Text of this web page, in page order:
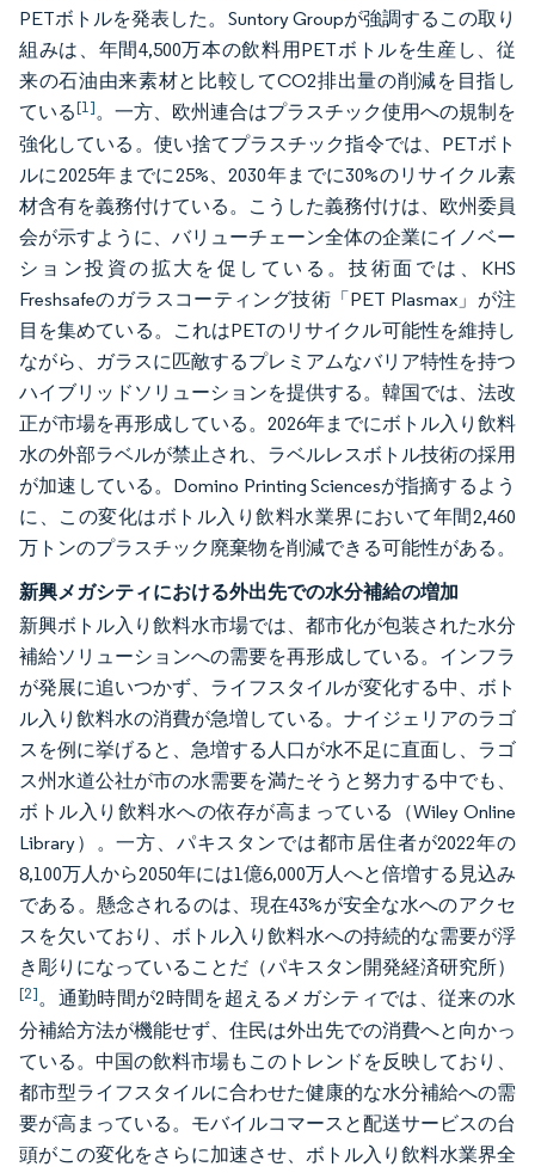
PETボトルを発表した。Suntory Groupが強調するこの取り
組みは、年間4,500万本の飲料用PETボトルを生産し、従
来の石油由来素材と比較してCO2排出量の削減を目指し
ている[1]。一方、欧州連合はプラスチック使用への規制を
強化している。使い捨てプラスチック指令では、PETボト
ルに2025年までに25%、2030年までに30%のリサイクル素
材含有を義務付けている。こうした義務付けは、欧州委員
会が示すように、バリューチェーン全体の企業にイノベー
ション投資の拡大を促している。技術面では、KHS
Freshsafeのガラスコーティング技術「PET Plasmax」が注
目を集めている。これはPETのリサイクル可能性を維持し
ながら、ガラスに匹敵するプレミアムなバリア特性を持つ
ハイブリッドソリューションを提供する。韓国では、法改
正が市場を再形成している。2026年までにボトル入り飲料
水の外部ラベルが禁止され、ラベルレスボトル技術の採用
が加速している。Domino Printing Sciencesが指摘するよう
に、この変化はボトル入り飲料水業界において年間2,460
万トンのプラスチック廃棄物を削減できる可能性がある。
新興メガシティにおける外出先での水分補給の増加
新興ボトル入り飲料水市場では、都市化が包装された水分
補給ソリューションへの需要を再形成している。インフラ
が発展に追いつかず、ライフスタイルが変化する中、ボト
ル入り飲料水の消費が急増している。ナイジェリアのラゴ
スを例に挙げると、急増する人口が水不足に直面し、ラゴ
ス州水道公社が市の水需要を満たそうと努力する中でも、
ボトル入り飲料水への依存が高まっている（Wiley Online
Library）。一方、パキスタンでは都市居住者が2022年の
8,100万人から2050年には1億6,000万人へと倍増する見込み
である。懸念されるのは、現在43%が安全な水へのアクセ
スを欠いており、ボトル入り飲料水への持続的な需要が浮
き彫りになっていることだ（パキスタン開発経済研究所）
[2]。通勤時間が2時間を超えるメガシティでは、従来の水
分補給方法が機能せず、住民は外出先での消費へと向かっ
ている。中国の飲料市場もこのトレンドを反映しており、
都市型ライフスタイルに合わせた健康的な水分補給への需
要が高まっている。モバイルコマースと配送サービスの台
頭がこの変化をさらに加速させ、ボトル入り飲料水業界全